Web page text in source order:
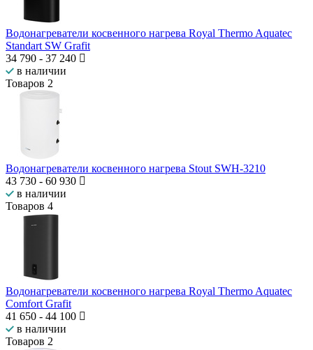
Водонагреватели косвенного нагрева Royal Thermo Aquatec
Standart SW Grafit
34 790 - 37 240
в наличии
Товаров 2
Водонагреватели косвенного нагрева Stout SWH-3210
43 730 - 60 930
в наличии
Товаров 4
Водонагреватели косвенного нагрева Royal Thermo Aquatec
Comfort Grafit
41 650 - 44 100
в наличии
Товаров 2